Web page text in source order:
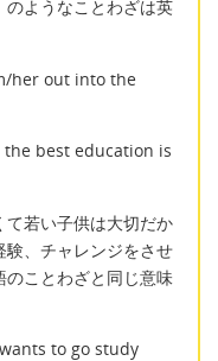
のようなことわざは英
her out into the
best education is
て若い子供は大切だか
験、チャレンジをさせ
のことわざと同じ意味
to go study